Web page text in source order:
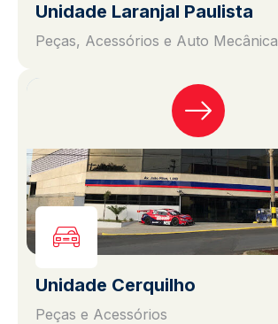
Unidade Laranjal Paulista
Peças, Acessórios e Auto Mecânica
Unidade Cerquilho
Peças e Acessórios